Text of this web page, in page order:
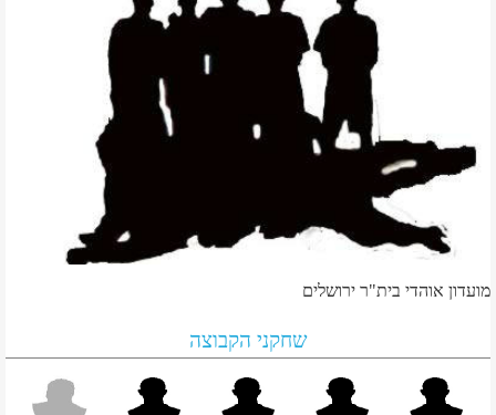
מועדון אוהדי בית"ר ירושלים
שחקני הקבוצה